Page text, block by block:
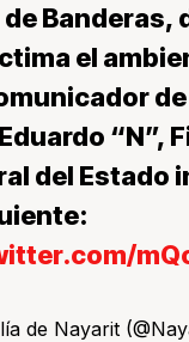
de Banderas,
el
“N”,
del Estado
de Nayarit